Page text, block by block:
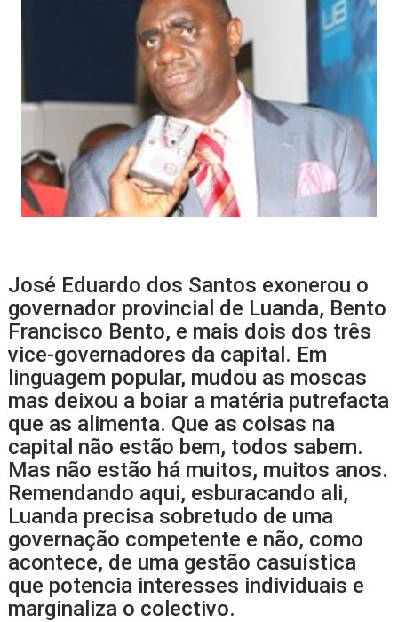
José Eduardo dos Santos exonerou o
governador provincial de Luanda, Bento
Francisco Bento, e mais dois dos três
vice-governadores da capital. Em
linguagem popular, mudou as moscas
mas deixou a boiar a matéria putrefacta
que as alimenta. Que as coisas na
capital não estão bem, todos sabem.
Mas não estão há muitos, muitos anos.
Remendando aqui, esburacando ali,
Luanda precisa sobretudo de uma
governação competente e não, como
acontece, de uma gestão casuística
que potencia interesses individuais e
marginaliza o colectivo.